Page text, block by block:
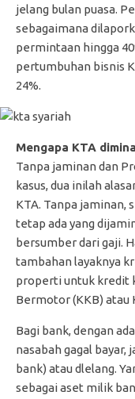
jelang bulan puasa.
sebagaimana
permintaan hingga
pertumbuhan bisnis
24%.
Mengapa KTA
Tanpa jaminan dan
kasus, dua inilah
KTA. Tanpa jaminan,
tetap ada yang
bersumber dari gaji.
tambahan layaknya
properti untuk kredit
Bermotor (KKB) atau
Bagi bank, dengan
nasabah gagal bayar,
bank) atau dlelang.
sebagai aset milik